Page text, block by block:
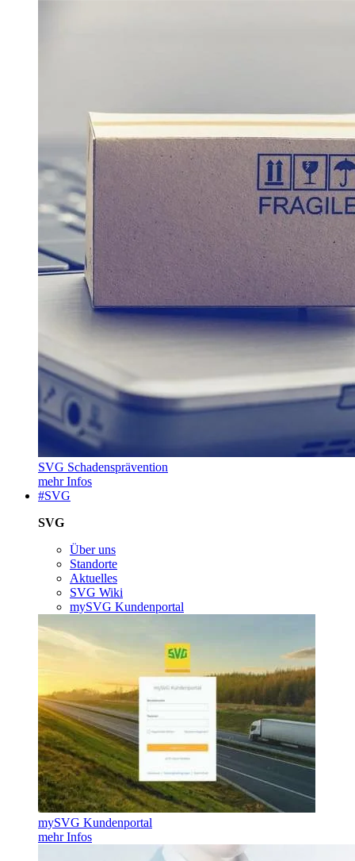
SVG Schadensprävention
mehr Infos
#SVG
SVG
Über uns
Standorte
Aktuelles
SVG Wiki
mySVG Kundenportal
mySVG Kundenportal
mehr Infos